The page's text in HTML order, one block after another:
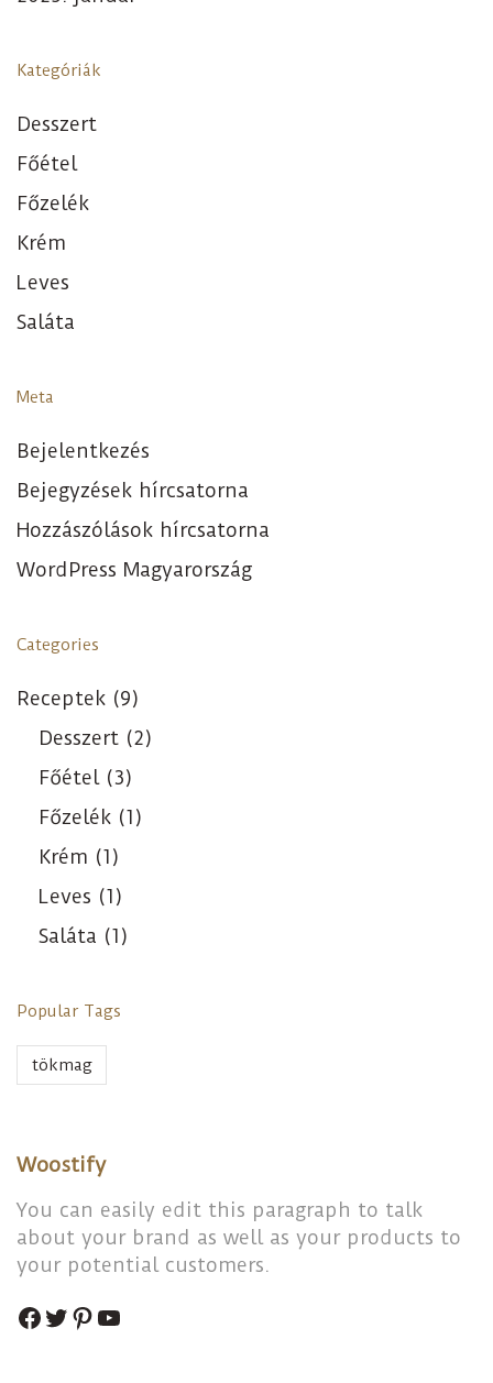
Kategóriák
Desszert
Főétel
Főzelék
Krém
Leves
Saláta
Meta
Bejelentkezés
Bejegyzések hírcsatorna
Hozzászólások hírcsatorna
WordPress Magyarország
Categories
Receptek (9)
Desszert (2)
Főétel(3)
Főzelék (1)
Krém (1)
Leves (1)
Saláta (1)
Popular Tags
tökmag
Woostify
You can easily edit this paragraph to talk
about your brand as well as your products to
your potential customers.